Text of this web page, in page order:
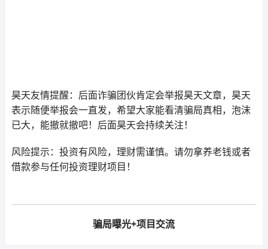
昊天友情提醒：后面诈骗团伙肯定会举报昊天文章，昊天
表示随便举报会一直发，希望大家能看清骗局真相，泡沫
已大，能撤就撤吧！后面昊天会持续关注！
风险提示：投资有风险，理财需谨慎。请勿拿养老钱或者
借款参与任何投资理财项目！
骗局曝光+项目交流